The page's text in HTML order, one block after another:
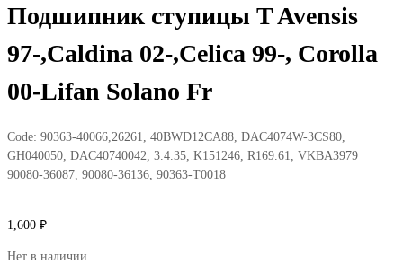
Подшипник ступицы T Avensis
97-,Caldina 02-,Celica 99-, Corolla
00-Lifan Solano Fr
Code: 90363-40066,26261, 40BWD12CA88, DAC4074W-3CS80,
GH040050, DAC40740042, 3.4.35, K151246, R169.61, VKBA3979
90080-36087, 90080-36136, 90363-T0018
1,600 ₽
Нет в наличии